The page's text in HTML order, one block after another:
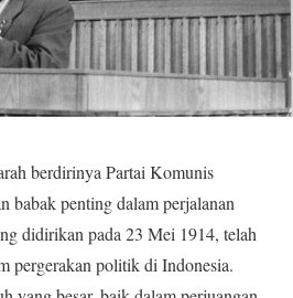
berdirinya Partai Komunis
babak penting dalam perjalanan
didirikan pada 23 Mei 1914, telah
pergerakan politik di Indonesia.